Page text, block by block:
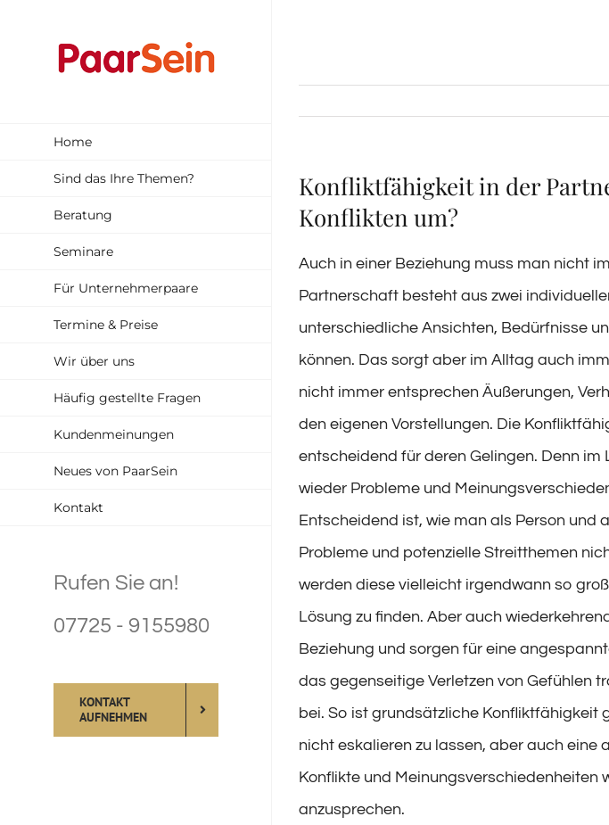
springen
Home
Sind das Ihre Themen?
Beratung
Seminare
Für Unternehmerpaare
Termine & Preise
Wir über uns
Häufig gestellte Fragen
Kundenmeinungen
Neues von PaarSein
Kontakt
Rufen Sie an!
07725 - 9155980
KONTAKT
AUFNEHMEN
Konfliktfähigkeit in der
Konflikten um?
Auch in einer Beziehung muss man nicht
Partnerschaft besteht aus zwei
unterschiedliche Ansichten, Bedürfnisse
können. Das sorgt aber im Alltag auch
nicht immer entsprechen Äußerungen,
den eigenen Vorstellungen. Die
entscheidend für deren Gelingen. Denn
wieder Probleme und
Entscheidend ist, wie man als Person und
Probleme und potenzielle Streitthemen
werden diese vielleicht irgendwann so
Lösung zu finden. Aber auch
Beziehung und sorgen für eine
das gegenseitige Verletzen von Gefühlen
bei. So ist grundsätzliche Konfliktfähigkeit
nicht eskalieren zu lassen, aber auch
Konflikte und Meinungsverschiedenheiten
anzusprechen.